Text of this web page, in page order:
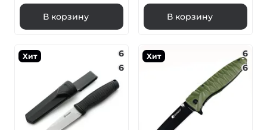
В корзину В корзину
Хит
6
6
Хит
6
6